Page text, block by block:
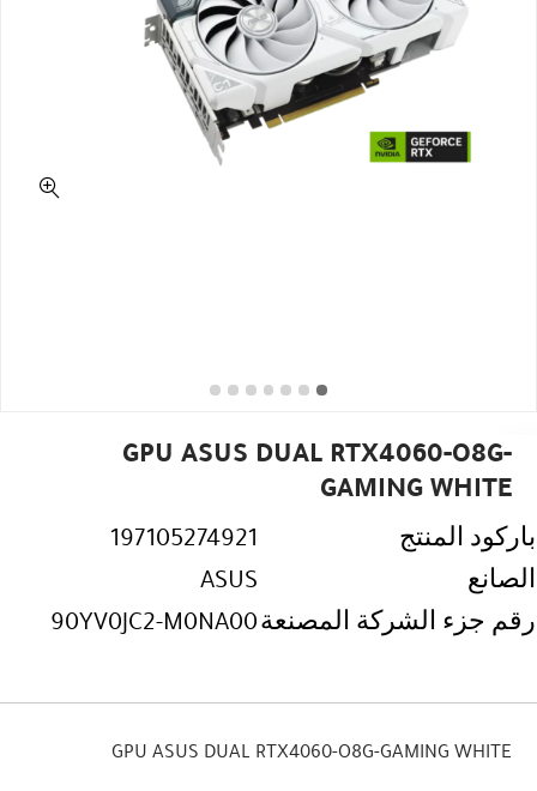
GPU ASUS DUAL RTX4060-O8G-
GAMING WHITE
باركود المنتج
197105274921
الصانع
ASUS
رقم جزء الشركة المصنعة90YV0JC2-M0NA00
GPU ASUS DUAL RTX4060-O8G-GAMING WHITE